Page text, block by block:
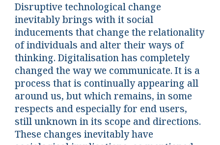
Disruptive technological change
inevitably brings with it social
inducements that change the relationality
of individuals and alter their ways of
thinking. Digitalisation has completely
changed the way we communicate. It is a
process that is continually appearing all
around us, but which remains, in some
respects and especially for end users,
still unknown in its scope and directions.
These changes inevitably have